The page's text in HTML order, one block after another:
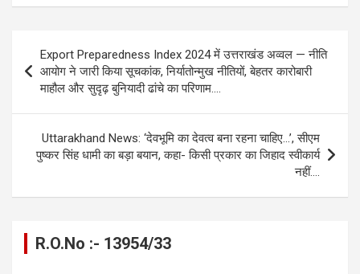
ce
o
o
k
se
g
er
at
s
A
p
p
e
gr
a
m
ail py
Li
n
ar
navigation
Export Preparedness Index 2024 में उत्तराखंड अव्वल — नीति
आयोग ने जारी किया सूचकांक, निर्यातोन्मुख नीतियों, बेहतर कारोबारी
माहौल और सुदृढ़ बुनियादी ढांचे का परिणाम….
Uttarakhand News: ‘देवभूमि का देवत्व बना रहना चाहिए…’, सीएम
पुष्कर सिंह धामी का बड़ा बयान, कहा- किसी प्रकार का जिहाद स्वीकार्य
नहीं….
R.O.No :- 13954/33